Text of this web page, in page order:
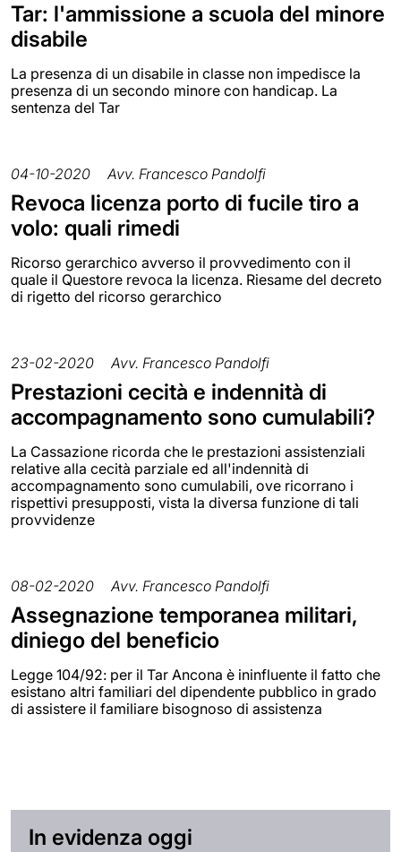
Tar: l'ammissione a scuola del minore
disabile
La presenza di un disabile in classe non impedisce la
presenza di un secondo minore con handicap. La
sentenza del Tar
04-10-2020 Avv. Francesco Pandolfi
Revoca licenza porto di fucile tiro a
volo: quali rimedi
Ricorso gerarchico avverso il provvedimento con il
quale il Questore revoca la licenza. Riesame del decreto
di rigetto del ricorso gerarchico
23-02-2020 Avv. Francesco Pandolfi
Prestazioni cecità e indennità di
accompagnamento sono cumulabili?
La Cassazione ricorda che le prestazioni assistenziali
relative alla cecità parziale ed all'indennità di
accompagnamento sono cumulabili, ove ricorrano i
rispettivi presupposti, vista la diversa funzione di tali
provvidenze
08-02-2020 Avv. Francesco Pandolfi
Assegnazione temporanea militari,
diniego del beneficio
Legge 104/92: per il Tar Ancona è ininfluente il fatto che
esistano altri familiari del dipendente pubblico in grado
di assistere il familiare bisognoso di assistenza
In evidenza oggi